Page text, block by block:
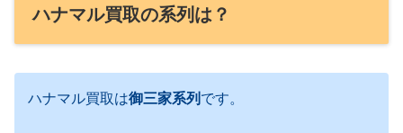
ハナマル買取の系列は？
ハナマル買取は御三家系列 です。